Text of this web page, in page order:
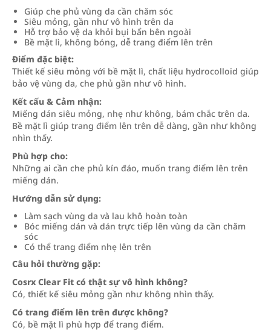
Giúp che phủ vùng da cần chăm sóc
Siêu mỏng, gần như vô hình trên da
Hỗ trợ bảo vệ da khỏi bụi bẩn bên ngoài
Bề mặt lì, không bóng, dễ trang điểm lên trên
Điểm đặc biệt:
Thiết kế siêu mỏng với bề mặt lì, chất liệu hydrocolloid giúp
bảo vệ vùng da, che phủ gần như vô hình.
Kết cấu & Cảm nhận:
Miếng dán siêu mỏng, nhẹ như không, bám chắc trên da.
Bề mặt lì giúp trang điểm lên trên dễ dàng, gần như không
nhìn thấy.
Phù hợp cho:
Những ai cần che phủ kín đáo, muốn trang điểm lên trên
miếng dán.
Hướng dẫn sử dụng:
Làm sạch vùng da và lau khô hoàn toàn
Bóc miếng dán và dán trực tiếp lên vùng da cần chăm
sóc
Có thể trang điểm nhẹ lên trên
Câu hỏi thường gặp:
Cosrx Clear Fit có thật sự vô hình không?
Có, thiết kế siêu mỏng gần như không nhìn thấy.
Có trang điểm lên trên được không?
Có, bề mặt lì phù hợp để trang điểm.